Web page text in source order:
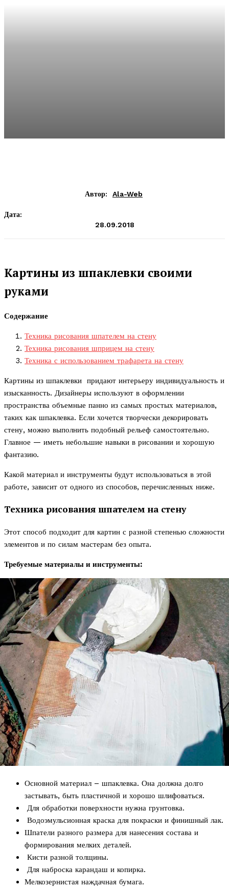
Автор: Ala-Web
Дата:
28.09.2018
Картины из шпаклевки своими
руками
Содержание
Техника рисования шпателем на стену
Техника рисования шприцем на стену
Техника с использованием трафарета на стену
Картины из шпаклевки придают интерьеру индивидуальность и
изысканность. Дизайнеры используют в оформлении
пространства объемные панно из самых простых материалов,
таких как шпаклевка. Если хочется творчески декорировать
стену, можно выполнить подобный рельеф самостоятельно.
Главное — иметь небольшие навыки в рисовании и хорошую
фантазию.
Какой материал и инструменты будут использоваться в этой
работе, зависит от одного из способов, перечисленных ниже.
Техника рисования шпателем на стену
Этот способ подходит для картин с разной степенью сложности
элементов и по силам мастерам без опыта.
Требуемые материалы и инструменты:
Основной материал – шпаклевка. Она должна долго
застывать, быть пластичной и хорошо шлифоваться.
Для обработки поверхности нужна грунтовка.
Водоэмульсионная краска для покраски и финишный лак.
Шпатели разного размера для нанесения состава и
формирования мелких деталей.
Кисти разной толщины.
Для наброска карандаш и копирка.
Мелкозернистая наждачная бумага.